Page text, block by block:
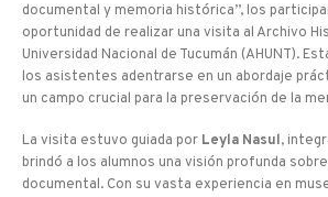
documental y memoria histórica”, los
oportunidad de realizar una visita al Archivo
Universidad Nacional de Tucumán (AHUNT).
los asistentes adentrarse en un abordaje
un campo crucial para la preservación de la
La visita estuvo guiada por Leyla Nasul,
brindó a los alumnos una visión profunda
documental. Con su vasta experiencia en